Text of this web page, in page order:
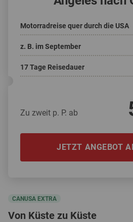
KUNDENPORTAL
Motorradreise quer durch die USA
z. B. im September
17 Tage Reisedauer
Zu zweit p. P. ab
JETZT ANGEBOT
CANUSA EXTRA
Von Küste zu Küste